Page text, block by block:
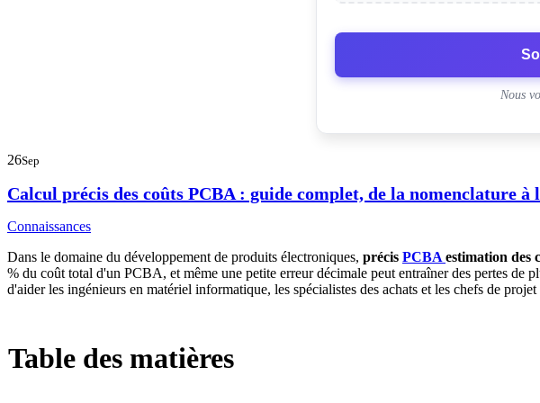
Nous
26Sep
Calcul précis des coûts PCBA : guide complet, de la nomenclature à
Connaissances
Dans le domaine du développement de produits électroniques, précis PCBAestimation des
% du coût total d'un PCBA, et même une petite erreur décimale peut entraîner des pertes
d'aider les ingénieurs en matériel informatique, les spécialistes des achats et les chefs de
Table des matières